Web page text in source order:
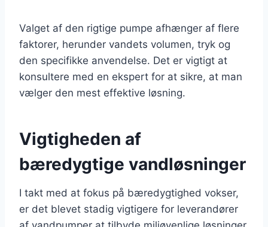
Valget af den rigtige pumpe afhænger af flere
faktorer, herunder vandets volumen, tryk og
den specifikke anvendelse. Det er vigtigt at
konsultere med en ekspert for at sikre, at man
vælger den mest effektive løsning.
Vigtigheden af
bæredygtige vandløsninger
I takt med at fokus på bæredygtighed vokser,
er det blevet stadig vigtigere for leverandører